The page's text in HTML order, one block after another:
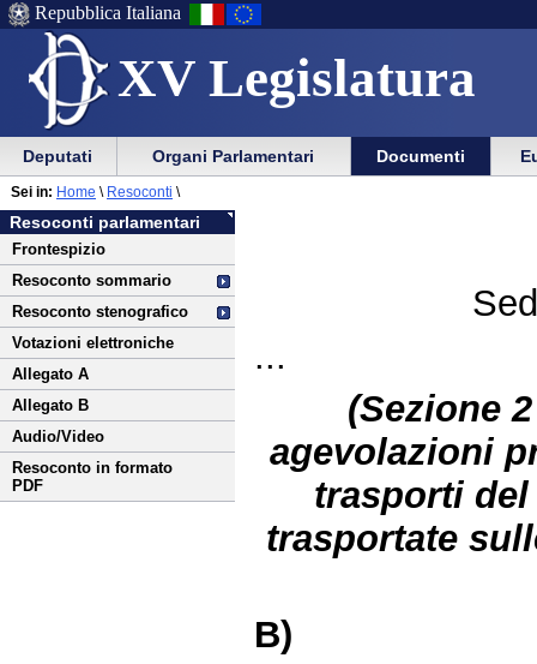
XV Legislatura
Menu
di
ausilio
alla
navigazione
Vai
Menu
di
navigazione
principale
Repubblica Italiana
Menu
di
navigazione
principale
Vai
menu
di
sezione
Deputati Organi Parlamentari Documenti
Vai
al
contenuto
Resoconti parlamentari
Frontespizio
Resoconto sommario
Resoconto stenografico
Votazioni elettroniche
Allegato A
Allegato B
Audio/Video
Resoconto in formato
PDF
Sei in: Home \ Resoconti \
...
(Sezione
agevolazioni
trasporti del
trasportate
B)